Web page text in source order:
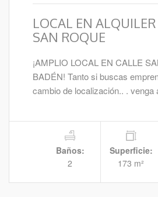
LOCAL EN
SAN ROQUE
¡AMPLIO LOCAL EN CALLE
BADÉN! Tanto si buscas
cambio de localización.. .
Baños:
2
Superficie:
173 m²